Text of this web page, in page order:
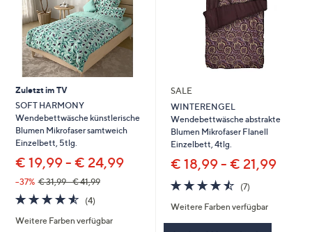
Zuletzt im TV
SOFT HARMONY
Wendebettwäsche künstlerische
Blumen Mikrofaser samtweich
Einzelbett, 5tlg.
€ 19,99 - € 24,99
--37% € 31,99 - € 41,99
4.5
von
5
(4)
Weitere Farben verfügbar
SALE
WINTERENGEL
Wendebettwäsche abstrakte
Blumen Mikrofaser Flanell
Einzelbett, 4tlg.
€ 18,99 - € 21,99
4.4
von
5
(7)
Weitere Farben verfügbar